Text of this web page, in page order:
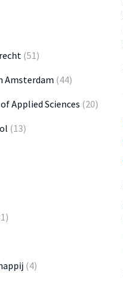
(51)
Amsterdam (44)
Applied Sciences (20)
(13)
(4)